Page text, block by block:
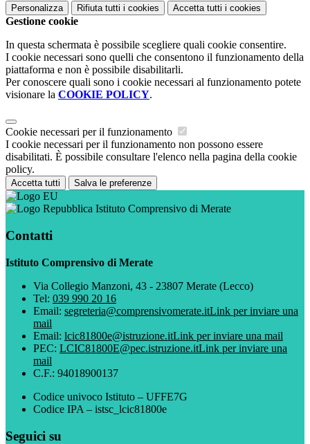
Personalizza Rifiuta tutti i cookies Accetta tutti i cookies
Gestione cookie
In questa schermata è possibile scegliere quali cookie consentire.
I cookie necessari sono quelli che consentono il funzionamento della
piattaforma e non è possibile disabilitarli.
Per conoscere quali sono i cookie necessari al funzionamento potete
visionare la COOKIE POLICY.
Cookie necessari per il funzionamento
I cookie necessari per il funzionamento non possono essere
disabilitati. È possibile consultare l'elenco nella pagina della cookie
policy.
Accetta tutti Salva le preferenze
Istituto Comprensivo di Merate
Contatti
Istituto Comprensivo di Merate
Via Collegio Manzoni, 43 - 23807 Merate (Lecco)
Tel: 039 990 20 16
Email: segreteria@comprensivomerate.itLink per inviare una
mail
Email: lcic81800e@istruzione.itLink per inviare una mail
PEC: LCIC81800E@pec.istruzione.itLink per inviare una
mail
C.F.: 94018900137
Codice univoco Istituto – UFFE7G
Codice IPA – istsc_lcic81800e
Seguici su